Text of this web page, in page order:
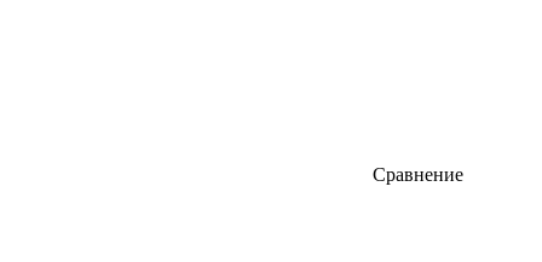
Сравнение